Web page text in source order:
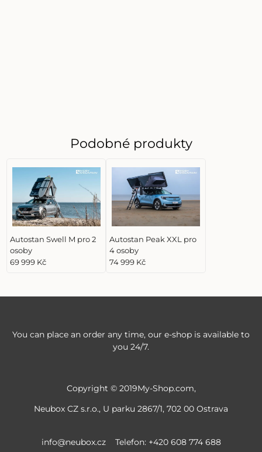
Podobné produkty
Autostan Swell M pro 2
osoby
69 999 Kč
Autostan Peak XXL pro
4 osoby
74 999 Kč
You can place an order any time, our e-shop is available to
you 24/7.
Copyright © 2019My-Shop.com,
Neubox CZ s.r.o., U parku 2867/1, 702 00 Ostrava
info@neubox.cz Telefon: +420 608 774 688